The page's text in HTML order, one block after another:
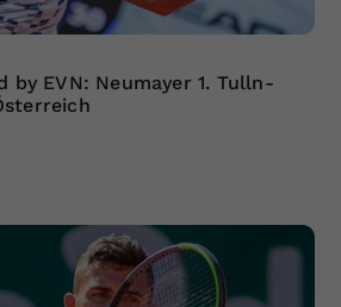
by EVN: Neumayer 1. Tulln-